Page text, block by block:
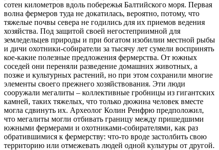
сотен километров вдоль побережья Балтийского моря. Первая
волна фермеров туда не докатилась, вероятно, потому, что
тяжелые почвы севера не годились для их приемов ведения
хозяйства. Под защитой своей негостеприимной для
земледельцев природы и при богатом изобилии местной рыбы
и дичи охотники-собиратели за тысячу лет сумели воспринять
кое-какие полезные предложения фермерства. От южных
соседей они переняли разведение домашних животных, а
позже и культурных растений, но при этом сохранили многие
элементы своего прежнего хозяйствования. Эти люди
сооружали мегалиты – коллективные гробницы из гигантских
камней, таких тяжелых, что только дюжина человек вместе
могла сдвинуть их. Археолог Колин Ренфрю предположил,
что мегалиты могли отбивать границу между пришедшими
южными фермерами и охотниками-собирателями, как раз
обратившимися к фермерству: что-то вроде застолбить свою
территорию или отмежевать людей одной культуры от другой.